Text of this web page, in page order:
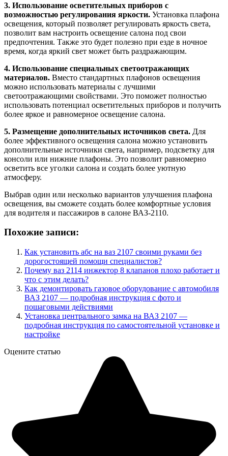
3. Использование осветительных приборов с
возможностью регулирования яркости. Установка плафона
освещения, который позволяет регулировать яркость света,
позволит вам настроить освещение салона под свои
предпочтения. Также это будет полезно при езде в ночное
время, когда яркий свет может быть раздражающим.
4. Использование специальных светоотражающих
материалов. Вместо стандартных плафонов освещения
можно использовать материалы с лучшими
светоотражающими свойствами. Это поможет полностью
использовать потенциал осветительных приборов и получить
более яркое и равномерное освещение салона.
5. Размещение дополнительных источников света. Для
более эффективного освещения салона можно установить
дополнительные источники света, например, подсветку для
консоли или нижние плафоны. Это позволит равномерно
осветить все уголки салона и создать более уютную
атмосферу.
Выбрав один или несколько вариантов улучшения плафона
освещения, вы сможете создать более комфортные условия
для водителя и пассажиров в салоне ВАЗ-2110.
Похожие записи:
Как установить абс на ваз 2107 своими руками без
дорогостоящей помощи специалистов?
Почему ваз 2114 инжектор 8 клапанов плохо работает и
что с этим делать?
Как демонтировать газовое оборудование с автомобиля
ВАЗ 2107 — подробная инструкция с фото и
пошаговыми действиями
Установка центрального замка на ВАЗ 2107 —
подробная инструкция по самостоятельной установке и
настройке
Оцените статью